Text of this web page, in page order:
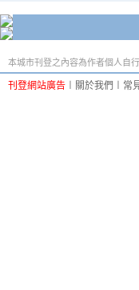
本城市刊登之內容為作者個人自
刊登網站廣告 關於我們 常